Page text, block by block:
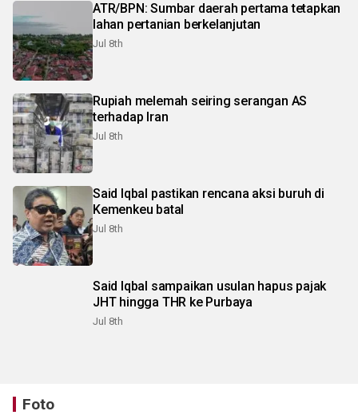
ATR/BPN: Sumbar daerah pertama tetapkan
lahan pertanian berkelanjutan
Jul 8th
Rupiah melemah seiring serangan AS
terhadap Iran
Jul 8th
Said Iqbal pastikan rencana aksi buruh di
Kemenkeu batal
Jul 8th
Said Iqbal sampaikan usulan hapus pajak
JHT hingga THR ke Purbaya
Jul 8th
Foto